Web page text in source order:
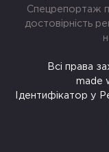
Спецрепортаж
достовірність
Всі права
made
Ідентифікатор у